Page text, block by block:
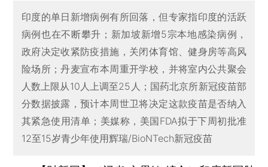
印度的单日新增病例有所回落，但专家指印度的活跃
病例也在不断攀升；新加坡新增5宗本地感染病例，
政府决定收紧防疫措施，关闭体育馆、健身房等高风
险场所；丹麦宣布本周重开学校，并将室内公共聚会
人数上限从10人上调至25人；国药北京所新冠疫苗部
分数据披露，预计本周世卫将决定这款疫苗是否纳入
其紧急使用清单；美媒称，美国FDA拟于下周初批准
12至15岁青少年使用辉瑞/BioNTech新冠疫苗